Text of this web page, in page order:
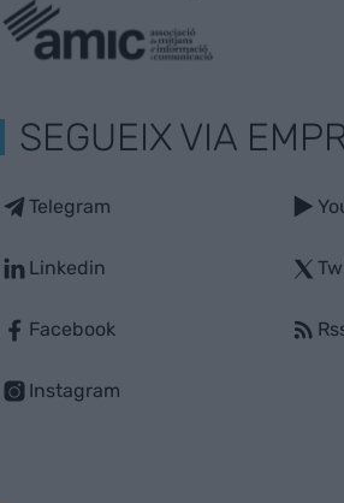
SEGUEIX VIA
Telegram
Linkedin
Facebook
Instagram